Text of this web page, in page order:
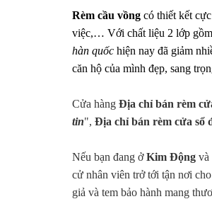
Rèm cầu vồng có thiết kết
việc,… Với chất liệu 2 lớp gồm
hàn quốc hiện nay đã giảm
căn hộ của mình đẹp, sang
Cửa hàng Địa chỉ bán rèm
tin", Địa chỉ bán rèm cửa sổ
Nếu bạn đang ởKim Động và
cử nhân viên trở tới tận nơi
giả và tem bảo hành mang